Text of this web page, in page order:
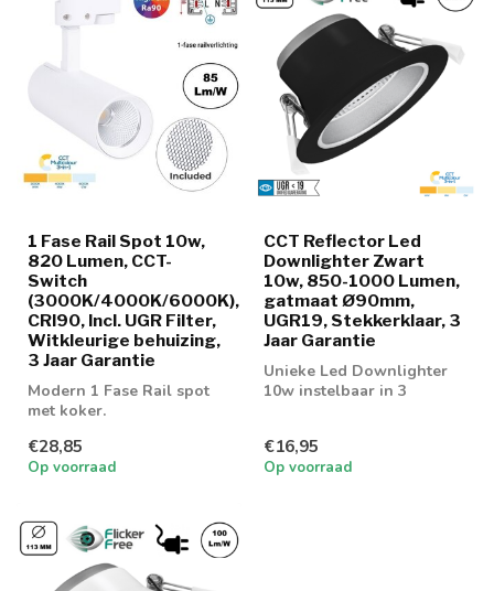
1 Fase Rail Spot 10w,
820 Lumen, CCT-
Switch
(3000K/4000K/6000K),
CRI90, Incl. UGR Filter,
Witkleurige behuizing,
3 Jaar Garantie
Modern 1 Fase Rail spot
met koker.
€28,85
Op voorraad
CCT Reflector Led
Downlighter Zwart
10w, 850-1000 Lumen,
gatmaat Ø90mm,
UGR19, Stekkerklaar, 3
Jaar Garantie
Unieke Led Downlighter
10w instelbaar in 3
€16,95
Op voorraad